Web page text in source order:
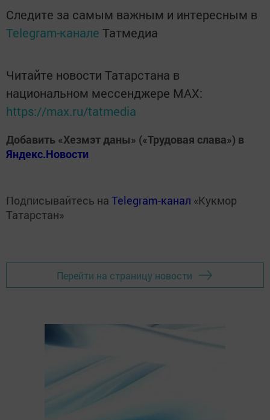
Следите за самым важным и интересным в
Telegram-канале Татмедиа
Читайте новости Татарстана в
национальном мессенджере MАХ:
https://max.ru/tatmedia
Добавить «Хезмэт даны» («Трудовая слава») в
Яндекс.Новости
Подписывайтесь на Telegram-канал «Кукмор
Татарстан»
Перейти на страницу новости